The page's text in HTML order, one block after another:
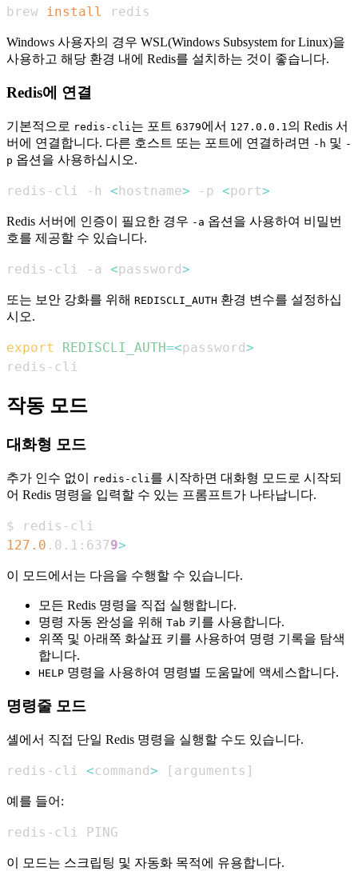
brew install redis
Windows 사용자의 경우 WSL(Windows Subsystem for Linux)을
사용하고 해당 환경 내에 Redis를 설치하는 것이 좋습니다.
Redis에 연결
기본적으로 redis-cli 는 포트 6379에서 127.0.0.1 의 Redis 서
버에 연결합니다. 다른 호스트 또는 포트에 연결하려면 -h 및 -
p 옵션을 사용하십시오.
redis-cli -h <hostname> -p <port>
Redis 서버에 인증이 필요한 경우 -a 옵션을 사용하여 비밀번
호를 제공할 수 있습니다.
redis-cli -a <password>
또는 보안 강화를 위해 REDISCLI_AUTH 환경 변수를 설정하십
시오.
export REDISCLI_AUTH=<password>
redis-cli
작동 모드
대화형 모드
추가 인수 없이 redis-cli 를 시작하면 대화형 모드로 시작되
어 Redis 명령을 입력할 수 있는 프롬프트가 나타납니다.
127.0 .0.1:6379>
이 모드에서는 다음을 수행할 수 있습니다.
모든 Redis 명령을 직접 실행합니다.
명령 자동 완성을 위해 Tab 키를 사용합니다.
위쪽 및 아래쪽 화살표 키를 사용하여 명령 기록을 탐색
합니다.
HELP 명령을 사용하여 명령별 도움말에 액세스합니다.
명령줄 모드
셸에서 직접 단일 Redis 명령을 실행할 수도 있습니다.
redis-cli <command> [ arguments ]
예를 들어:
redis-cli PING
이 모드는 스크립팅 및 자동화 목적에 유용합니다.